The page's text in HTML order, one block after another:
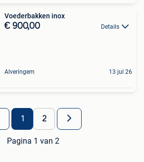
Voederbakken inox
€ 900,00 Details
Alveringem 13 jul 26
1 2
Pagina 1 van 2